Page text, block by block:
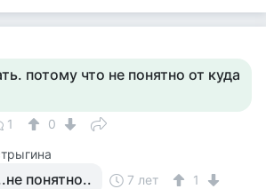
потому что не понятно от куда
1 0
понятно.. 7 лет 1